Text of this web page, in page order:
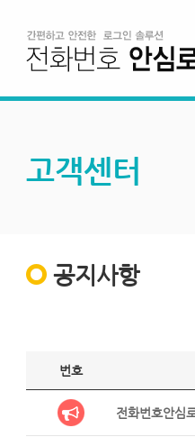
고객센터
공지사항
번호
전화번호안심